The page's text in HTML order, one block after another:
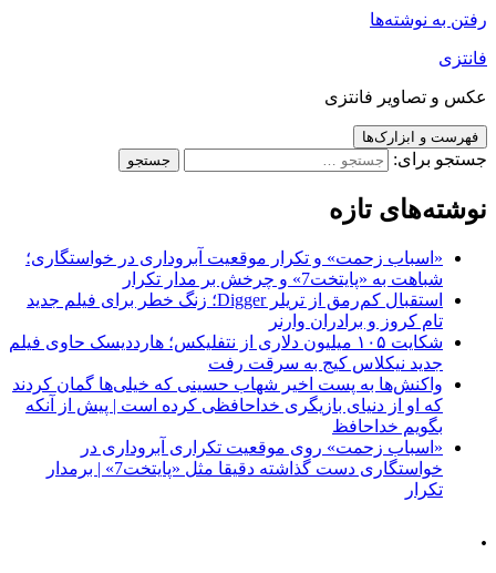
رفتن به نوشته‌ها
فانتزی
عکس و تصاویر فانتزی
فهرست و ابزارک‌ها
جستجو برای:
نوشته‌های تازه
«اسباب زحمت» و تکرار موقعیت آبروداری در خواستگاری؛
شباهت به «پایتخت7» و چرخش بر مدار تکرار
استقبال کم‌رمق از تریلر Digger؛ زنگ خطر برای فیلم جدید
تام کروز و برادران وارنر
شکایت ۱۰۵ میلیون دلاری از نتفلیکس؛ هارددیسک حاوی فیلم
جدید نیکلاس کیج به سرقت رفت
واکنش‌ها به پست اخیر شهاب حسینی که خیلی‌ها گمان کردند
که او از دنیای بازیگری خداحافظی کرده است | پیش از آنکه
بگویم خداحافظ
«اسباب زحمت» روی موقعیت تکراری آبروداری در
خواستگاری دست گذاشته دقیقا مثل «پایتخت7» | برمدار
تکرار
.